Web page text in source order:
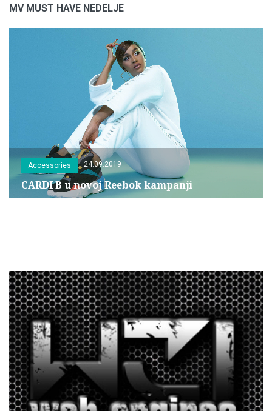
MV MUST HAVE NEDELJE
Accessories 24.09.2019
CARDI B u novoj Reebok kampanji